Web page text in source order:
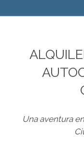
Una aventura